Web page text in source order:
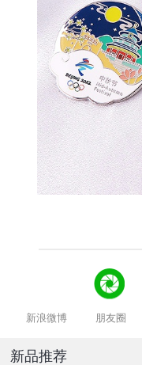
新浪微博 朋友圈
新品推荐